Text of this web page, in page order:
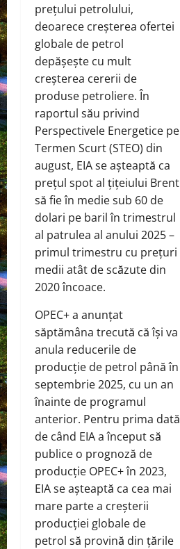
prețului petrolului,
deoarece creșterea ofertei
globale de petrol
depășește cu mult
creșterea cererii de
produse petroliere. În
raportul său privind
Perspectivele Energetice pe
Termen Scurt (STEO) din
august, EIA se așteaptă ca
prețul spot al țițeiului Brent
să fie în medie sub 60 de
dolari pe baril în trimestrul
al patrulea al anului 2025 –
primul trimestru cu prețuri
medii atât de scăzute din
2020 încoace.
OPEC+ a anunțat
săptămâna trecută că își va
anula reducerile de
producție de petrol până în
septembrie 2025, cu un an
înainte de programul
anterior. Pentru prima dată
de când EIA a început să
publice o prognoză de
producție OPEC+ în 2023,
EIA se așteaptă ca cea mai
mare parte a creșterii
producției globale de
petrol să provină din țările